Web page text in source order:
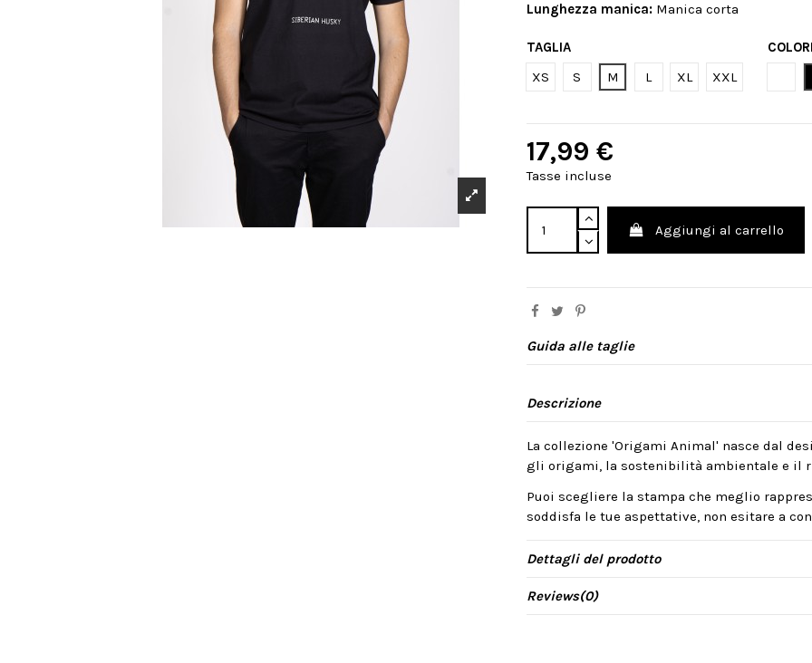
Lunghezza manica: Manica corta
TAGLIA
XS
S M L XL XXL
17,99 €
Tasse incluse
Aggiungi al carrello
Guida alle taglie
Descrizione
La collezione 'Origami Animal' nasce dal
gli origami, la sostenibilità ambientale e il
Puoi scegliere la stampa che meglio
soddisfa le tue aspettative, non esitare a
Dettagli del prodotto
Reviews(0)